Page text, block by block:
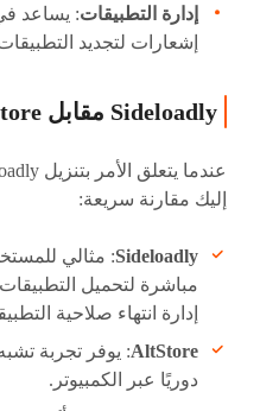
إدارة التطبيقات: يساعد
إشعارات لتجديد
Sideloadly مقابل AltStore مقابل TrollStore
إليك مقارنة سريعة:
Sideloadly: مثالي
مباشرة لتحميل
إدارة انتهاء صلاحية
AltStore: يوفر تجربة
دوريًا عبر الكمبيوتر.